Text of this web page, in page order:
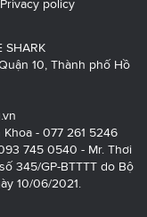
Privacy policy
SHARK
10, Thành phố Hồ
- 077 261 5246
745 0540 - Mr. Thơi
345/GP-BTTTT do Bộ
10/06/2021.